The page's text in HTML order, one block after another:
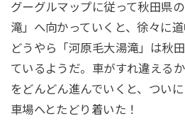
グーグルマップに従って秋田県
滝」へ向かっていくと、徐々に道
どうやら「河原毛大湯滝」は秋
ているようだ。車がすれ違える
をどんどん進んでいくと、つい
車場へとたどり着いた！